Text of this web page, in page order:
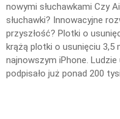
nowymi słuchawkami Czy
słuchawki? Innowacyjne
przyszłość? Plotki o
krążą plotki o usunięciu 3,5
najnowszym iPhone.
podpisało już ponad 200